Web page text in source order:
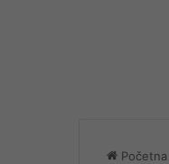
Početna